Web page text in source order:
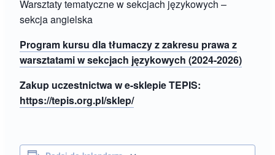
Warsztaty tematyczne w sekcjach językowych –
sekcja angielska
Program kursu dla tłumaczy z zakresu prawa z
warsztatami w sekcjach językowych (2024-2026)
Zakup uczestnictwa w e-sklepie TEPIS:
https://tepis.org.pl/sklep/